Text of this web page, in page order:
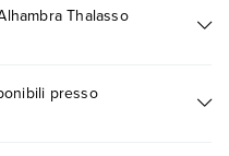
dei viaggiatori, sono
contanti per tutte le
Scoprile tutte nella
sezione
Thalasso
dell'hotel, ecc). Per
di ricerca e scegli
presso